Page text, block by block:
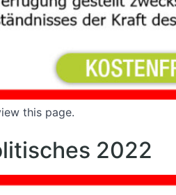
this page.
2022